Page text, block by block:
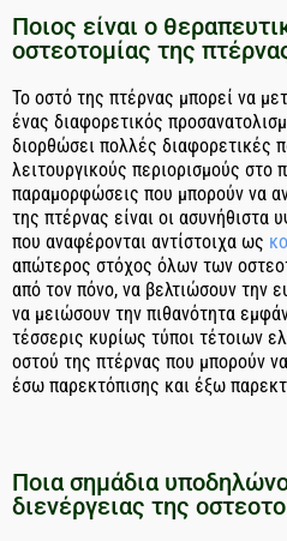
Ποιος είναι ο
οστεοτομίας της
Το οστό της πτέρνας μπορεί να
ένας διαφορετικός
διορθώσει πολλές διαφορετικές
λειτουργικούς περιορισμούς στο
παραμορφώσεις που μπορούν να
της πτέρνας είναι οι
που αναφέρονται αντίστοιχα ως
απώτερος στόχος όλων των
από τον πόνο, να βελτιώσουν την
να μειώσουν την πιθανότητα
τέσσερις κυρίως τύποι τέτοιων
οστού της πτέρνας που μπορούν
έσω παρεκτόπισης και έξω
Ποια σημάδια
διενέργειας της